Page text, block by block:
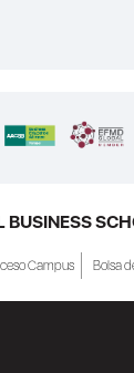
BUSINESS
Campus Bolsa